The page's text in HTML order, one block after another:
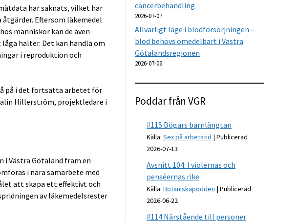
har saknats, vilket har
Eftersom läkemedel
människor kan de även
halter. Det kan handla om
i reproduktion och
på i det fortsatta arbetet för
Hillerström, projektledare i
i Västra Götaland fram en
i nära samarbete med
att skapa ett effektivt och
av läkemedelsrester
cancerbehandling
2026-07-07
Allvarligt läge i blodförsörjningen –
blod behövs omedelbart i Västra
Götalandsregionen
2026-07-06
Poddar från VGR
#115 Bögars barnlängtan
Källa:Sex på arbetstid
Publicerad
2026-07-13
Avsnitt 104: I violernas och
penséernas rike
Källa:Botaniskapodden
Publicerad
2026-06-22
#114 Närstående till personer